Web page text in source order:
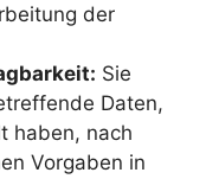
der
Sie
Daten,
haben, nach
Vorgaben in